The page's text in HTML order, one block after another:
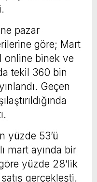
pazar
göre; Mart
online binek ve
tekil 360 bin
Geçen
yüzde 53’ü
mart ayında bir
yüzde 28’lik
gerçekleşti.